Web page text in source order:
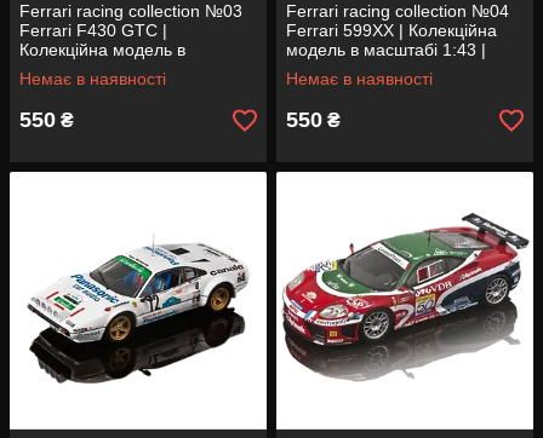
Ferrari racing collection №03
Ferrari F430 GTC |
Колекційна модель в
масштабі 1:43 | Centauria
Немає в наявності
550 ₴
Ferrari racing collection №04
Ferrari 599XX | Колекційна
модель в масштабі 1:43 |
Centauria
Немає в наявності
550 ₴